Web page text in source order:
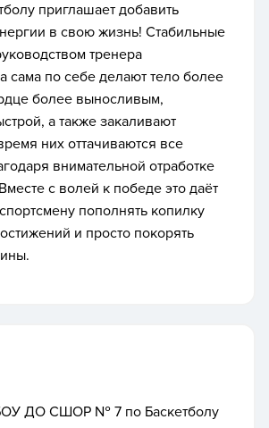
приглашает добавить
в свою жизнь! Стабильные
тренера
сама по себе делают тело более
более выносливым,
а также закаливают
них оттачиваются все
внимательной отработке
с волей к победе это даёт
пополнять копилку
и просто покорять
ДО СШОР № 7 по Баскетболу